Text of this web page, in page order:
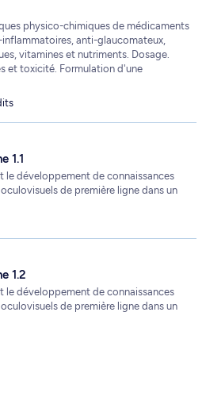
physico-chimiques de médicaments
anti-glaucomateux,
vitamines et nutriments. Dosage.
et toxicité. Formulation d'une
1.1
le développement de connaissances
de première ligne dans un
1.2
le développement de connaissances
de première ligne dans un